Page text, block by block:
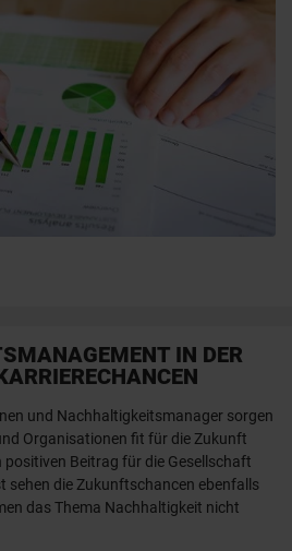
IN DER
und Nachhaltigkeitsmanager sorgen
Organisationen fit für die Zukunft
Beitrag für die Gesellschaft
sehen die Zukunftschancen ebenfalls
das Thema Nachhaltigkeit nicht